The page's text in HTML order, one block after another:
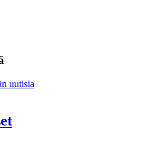
uutisia